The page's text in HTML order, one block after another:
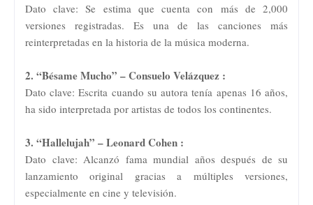
Dato clave: Se estima que cuenta con más de 2,000
versiones registradas. Es una de las canciones más
reinterpretadas en la historia de la música moderna.
2. “Bésame Mucho” – Consuelo Velázquez :
Dato clave: Escrita cuando su autora tenía apenas 16 años,
ha sido interpretada por artistas de todos los continentes.
3. “Hallelujah” – Leonard Cohen :
Dato clave: Alcanzó fama mundial años después de su
lanzamiento original gracias a múltiples versiones,
especialmente en cine y televisión.